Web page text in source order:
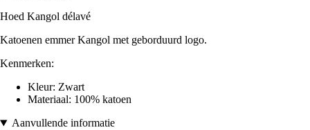
Hoed Kangol délavé
Katoenen emmer Kangol met geborduurd logo.
Kenmerken:
Kleur: Zwart
Materiaal: 100% katoen
Aanvullende informatie